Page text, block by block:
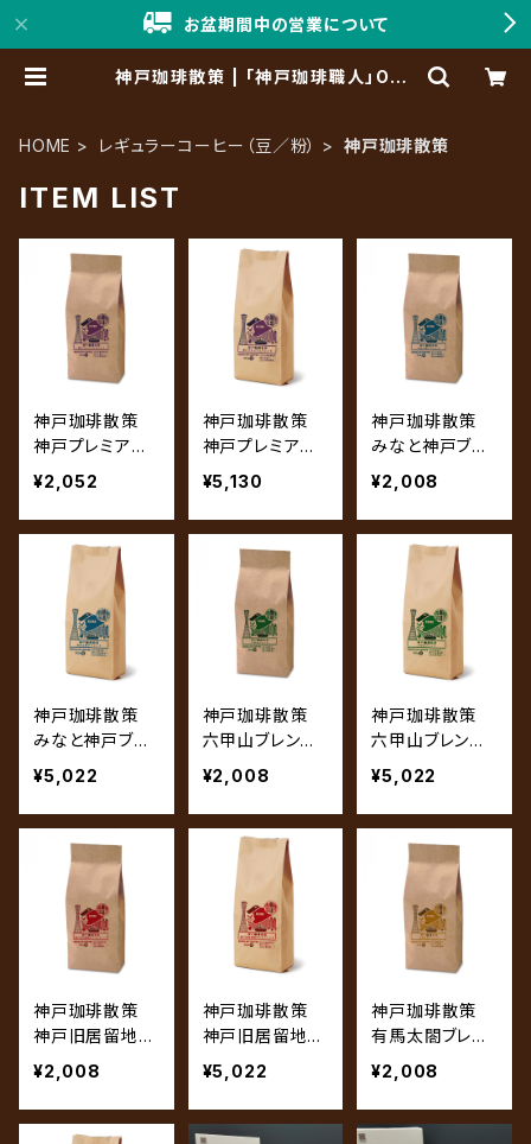
お盆期間中の営業について
神戸珈琲散策 | 「神戸珈琲職人」Onli
HOME レギュラーコーヒー（豆／粉） 神戸珈琲散策
ITEM LIST
神戸珈琲散策
神戸プレミアム
ブレンド 200g
¥2,052
神戸珈琲散策
神戸プレミアム
ブレンド 500g
¥5,130
神戸珈琲散策
みなと神戸ブレ
ンド 200g
¥2,008
神戸珈琲散策
みなと神戸ブレ
ンド 500g
¥5,022
神戸珈琲散策
六甲山ブレン
ド 200g
¥2,008
神戸珈琲散策
六甲山ブレン
ド 500g
¥5,022
神戸珈琲散策
神戸旧居留地ホ
テルブレンド 2
00g
¥2,008
神戸珈琲散策
神戸旧居留地ホ
テルブレンド 5
00g
¥5,022
神戸珈琲散策
有馬太閤ブレン
ド 200g
¥2,008